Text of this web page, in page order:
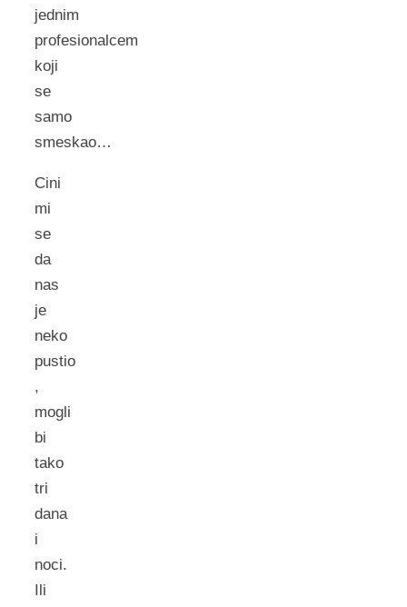
jednim
profesionalcem
koji
se
samo
smeskao…
Cini
mi
se
da
nas
je
neko
pustio
,
mogli
bi
tako
tri
dana
i
noci.
Ili